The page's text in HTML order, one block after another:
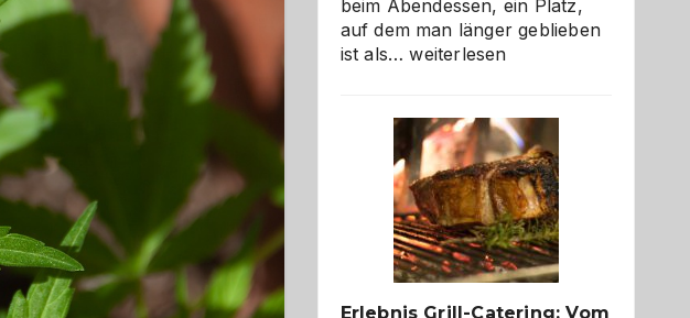
beim Abendessen, ein Platz,
auf dem man länger geblieben
ist als…Als
die
Gelegenheit,
neue
Reiseziele
zu
entdecken
weiterlesen
Erlebnis Grill-Catering: Vom